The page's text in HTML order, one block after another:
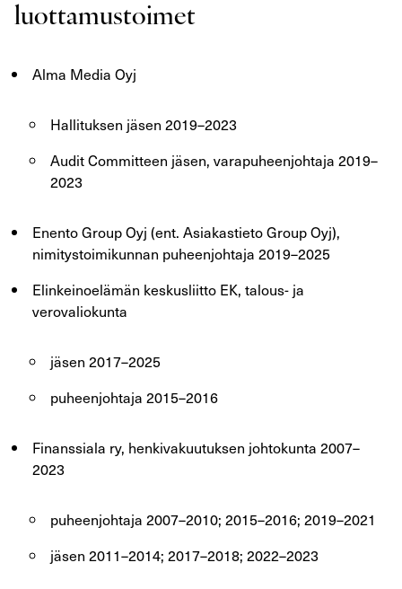
luottamustoimet
Alma Media Oyj
Hallituksen jäsen 2019–2023
Audit Committeen jäsen, varapuheenjohtaja 2019–
2023
Enento Group Oyj (ent. Asiakastieto Group Oyj),
nimitystoimikunnan puheenjohtaja 2019–2025
Elinkeinoelämän keskusliitto EK, talous- ja
verovaliokunta
jäsen 2017–2025
puheenjohtaja 2015–2016
Finanssiala ry, henkivakuutuksen johtokunta 2007–
2023
puheenjohtaja 2007–2010; 2015–2016; 2019–2021
jäsen 2011–2014; 2017–2018; 2022–2023